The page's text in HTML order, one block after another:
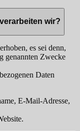
wir?
es sei denn,
genannten Zwecke
Daten
E-Mail-Adresse,